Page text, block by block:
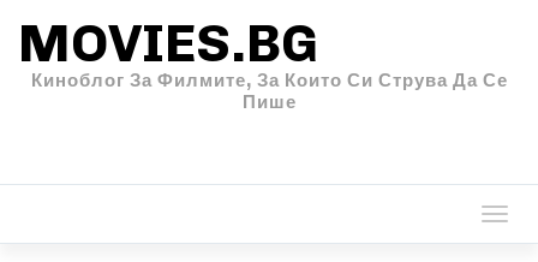
MOVIES.BG
Киноблог За Филмите, За Които Си Струва Да Се
Пише